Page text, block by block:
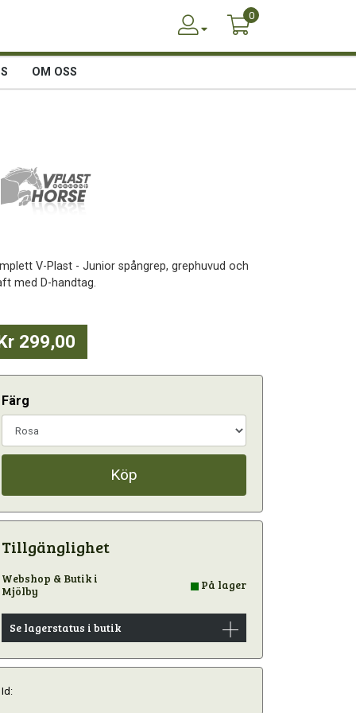
0
OM OSS
V-Plast - Junior spångrep, grephuvud och
med D-handtag.
299,00
Färg
Köp
Tillgänglighet
Webshop & Butik i
Mjölby
På lager
Se lagerstatus i butik
Id: